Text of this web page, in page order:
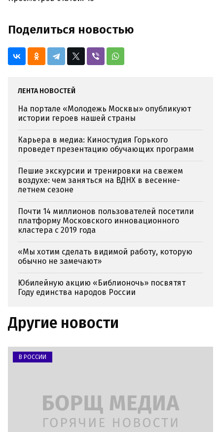
Поделиться новостью
ЛЕНТА НОВОСТЕЙ
На портале «Молодежь Москвы» опубликуют
истории героев нашей страны
Карьера в медиа: Киностудия Горького
проведет презентацию обучающих программ
Пешие экскурсии и тренировки на свежем
воздухе: чем заняться на ВДНХ в весенне-
летнем сезоне
Почти 14 миллионов пользователей посетили
платформу Московского инновационного
кластера с 2019 года
«Мы хотим сделать видимой работу, которую
обычно не замечают»
Юбилейную акцию «Библионочь» посвятят
Году единства народов России
Другие новости
В РОССИИ